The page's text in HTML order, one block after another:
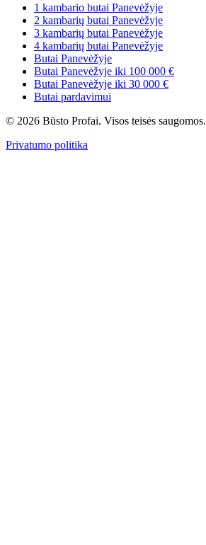
1 kambario butai Panevėžyje
2 kambarių butai Panevėžyje
3 kambarių butai Panevėžyje
4 kambarių butai Panevėžyje
Butai Panevėžyje
Butai Panevėžyje iki 100 000 €
Butai Panevėžyje iki 30 000 €
Butai pardavimui
© 2026 Būsto Profai. Visos teisės saugomos.
Privatumo politika